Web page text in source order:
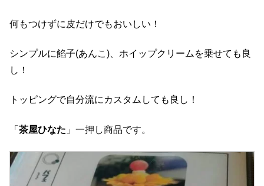
何もつけずに皮だけでもおいしい！
シンプルに餡子(あんこ)、ホイップクリームを乗せても良
し！
トッピングで自分流にカスタムしても良し！
「 茶屋ひなた 」一押し商品です。